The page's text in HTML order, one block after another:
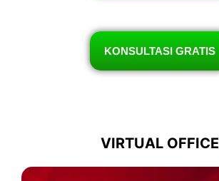
KONSULTASI GRATIS
VIRTUAL OFFICE